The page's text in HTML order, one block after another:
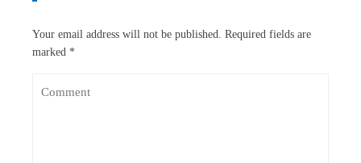
Your email address will not be published. Required fields are
marked *